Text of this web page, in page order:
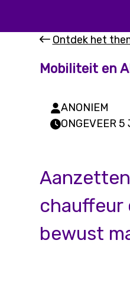
Ontdek het
Mobiliteit en
ANONIEM
ONGEVEER 5
chauffeur
bewust